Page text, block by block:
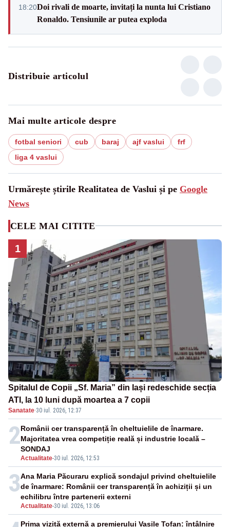
18:20Doi rivali de moarte, invitați la nunta lui Cristiano
Ronaldo. Tensiunile ar putea exploda
Distribuie articolul
Mai multe articole despre
fotbal seniori cub baraj ajf vaslui
frf
liga 4 vaslui
Urmărește știrile Realitatea de Vaslui și pe Google
News
CELE MAI CITITE
1
Spitalul de Copii „Sf. Maria” din Iași redeschide secția
ATI, la 10 luni după moartea a 7 copii
Sanatate·30 iul. 2026, 12:37
2
Actualitate-30 iul. 2026, 12:53
Românii cer transparență în cheltuielile de înarmare.
Majoritatea vrea competiție reală și industrie locală –
SONDAJ
3
Actualitate-30 iul. 2026, 13:06
Ana Maria Păcuraru explică sondajul privind cheltuielile
de înarmare: Românii cer transparență în achiziții și un
echilibru între partenerii externi
Prima vizită externă a premierului Vasile Tofan: întâlnire